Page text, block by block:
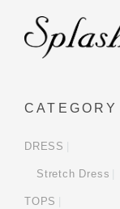
CATEGORY
DRESS
Stretch Dress
TOPS